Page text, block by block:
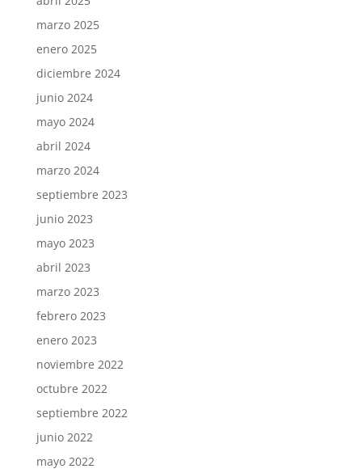
marzo 2025
enero 2025
diciembre 2024
junio 2024
mayo 2024
abril 2024
marzo 2024
septiembre 2023
junio 2023
mayo 2023
abril 2023
marzo 2023
febrero 2023
enero 2023
noviembre 2022
octubre 2022
septiembre 2022
junio 2022
mayo 2022